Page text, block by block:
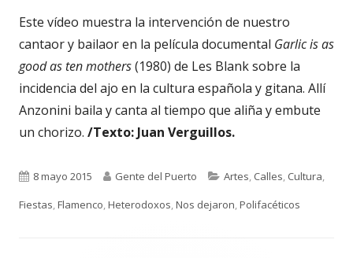
Este vídeo muestra la intervención de nuestro
cantaor y bailaor en la película documental Garlic is as
good as ten mothers(1980) de Les Blank sobre la
incidencia del ajo en la cultura española y gitana. Allí
Anzonini baila y canta al tiempo que aliña y embute
un chorizo. /Texto: Juan Verguillos.
Publicado
el
8 mayo 2015 Autor
Gente del Puerto Categorías
Artes, Calles, Cultura,
Fiestas,Flamenco,Heterodoxos,Nos dejaron,Polifacéticos